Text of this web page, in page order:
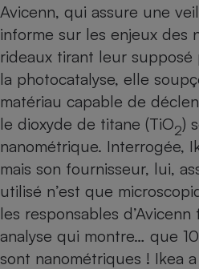
Avicenn, qui assure une
informe sur les enjeux des
rideaux tirant leur
la photocatalyse, elle
matériau capable de
le dioxyde de titane (TiO2)
nanométrique. Interrogée,
mais son fournisseur, lui,
utilisé n’est que
les responsables
analyse qui montre… que
sont nanométriques ! Ikea